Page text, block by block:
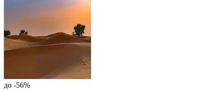
до -56%